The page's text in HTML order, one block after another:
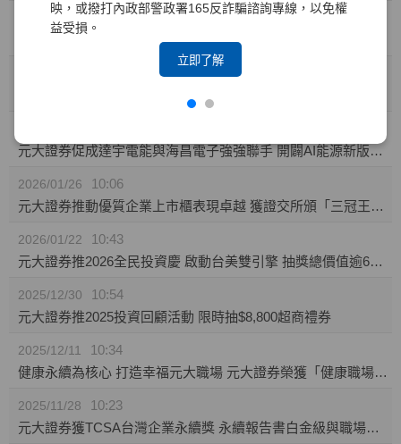
映，或撥打內政部警政署165反詐騙諮詢專線，以免權
益受損。
立即了解
2026/03/02
15:15
元大權證開春好禮 月月抽88,000元禮券
元大證券促成達宇電能與海昌電子強強聯手 開闢AI能源新版圖 推動永續經營與傳承
2026/01/26
10:06
元大證券推動優質企業上市櫃表現卓越 獲證交所頒「三冠王」及櫃買中心肯定
2026/01/22
10:43
元大證券推2026全民投資慶 啟動台美雙引擎 抽獎總價值逾60萬
2025/12/30
10:54
元大證券推2025投資回顧活動 限時抽$8,800超商禮券
2025/12/11
10:34
健康永續為核心 打造幸福元大職場 元大證券榮獲「健康職場標竿獎」銅獎
2025/11/28
10:23
元大證券獲TCSA台灣企業永續獎 永續報告書白金級與職場福祉領袖獎雙項肯定